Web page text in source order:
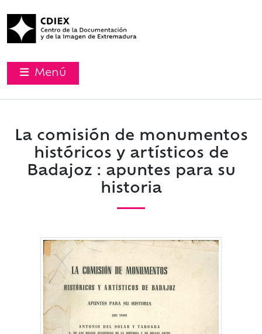
Menú
La comisión de monumentos
históricos y artísticos de
Badajoz : apuntes para su
historia